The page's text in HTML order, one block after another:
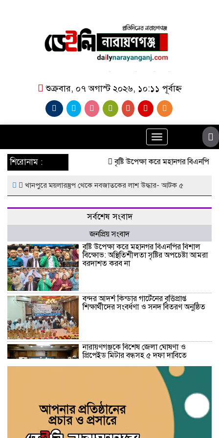
শুক্রবার, ০৭ অগাস্ট ২০২৬, ১০:১১ পূর্বাহ্ন
Toggle
navigation
শিরোনাম : বৃষ্টি উপেক্ষা করে মহানগর বিএনপির
খানপুরে ময়লারস্তুপ থেকে নবজাতকের লাশ উদ্ধার- আটক ৫
সর্বশেষ সংবাদ
জনপ্রিয় সংবাদ
বৃষ্টি উপেক্ষা করে মহানগর বিএনপির বিশাল
বিক্ষোভ: অস্থিতিশীলতা সৃষ্টির অপচেষ্টা আমরা
বরদাশত করব না
বন্দর আদর্শ কিন্ডার গার্টেনের বৃত্তিপ্রাপ্ত
শিক্ষার্থীদের সংবর্ধণা ও সনদ বিতরণ অনুষ্ঠিত
নারায়ণগঞ্জকে বিশেষ জেলা ঘোষণা ও
প্রিপেইড মিটার বন্ধসহ ৫ দফা দাবিতে
স্মারকলিপি
গ্যাস-বিদ্যুৎ সংকট ও দ্রব্যমূল্যের ঊর্ধ্বগতির
প্রতিবাদে ডিসির মাধ্যমে প্রধানমন্ত্রীর কাছে ১১
দলীয় ঐক্যের স্মারকলিপি